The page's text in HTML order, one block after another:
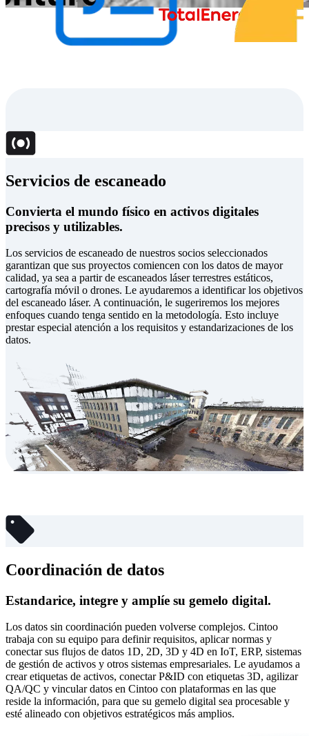
Servicios de escaneado
Convierta el mundo físico en activos digitales
precisos y utilizables.
Los servicios de escaneado de nuestros socios seleccionados
garantizan que sus proyectos comiencen con los datos de mayor
calidad, ya sea a partir de escaneados láser terrestres estáticos,
cartografía móvil o drones. Le ayudaremos a identificar los objetivos
del escaneado láser. A continuación, le sugeriremos los mejores
enfoques cuando tenga sentido en la metodología. Esto incluye
prestar especial atención a los requisitos y estandarizaciones de los
datos.
Coordinación de datos
Estandarice, integre y amplíe su gemelo digital.
Los datos sin coordinación pueden volverse complejos. Cintoo
trabaja con su equipo para definir requisitos, aplicar normas y
conectar sus flujos de datos 1D, 2D, 3D y 4D en IoT, ERP, sistemas
de gestión de activos y otros sistemas empresariales. Le ayudamos a
crear etiquetas de activos, conectar P&ID con etiquetas 3D, agilizar
QA/QC y vincular datos en Cintoo con plataformas en las que
reside la información, para que su gemelo digital sea procesable y
esté alineado con objetivos estratégicos más amplios.